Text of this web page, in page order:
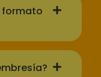
formato